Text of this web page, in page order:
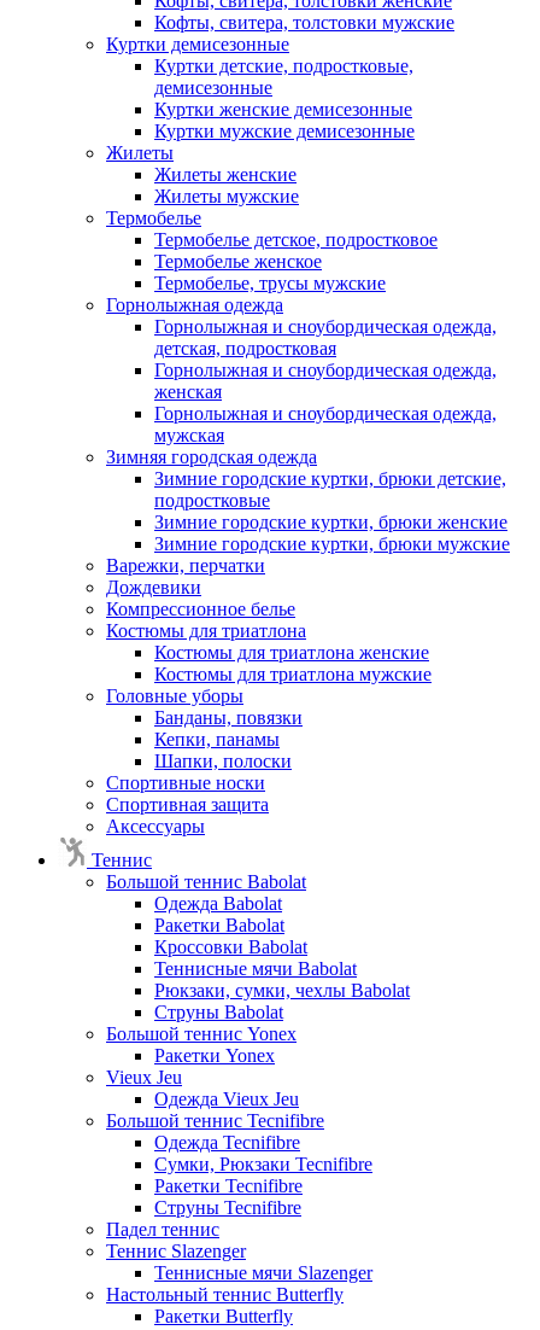
Кофты, свитера, толстовки мужские
Куртки демисезонные
Куртки детские, подростковые,
демисезонные
Куртки женские демисезонные
Куртки мужские демисезонные
Жилеты
Жилеты женские
Жилеты мужские
Термобелье
Термобелье детское, подростковое
Термобелье женское
Термобелье, трусы мужские
Горнолыжная одежда
Горнолыжная и сноубордическая одежда,
детская, подростковая
Горнолыжная и сноубордическая одежда,
женская
Горнолыжная и сноубордическая одежда,
мужская
Зимняя городская одежда
Зимние городские куртки, брюки детские,
подростковые
Зимние городские куртки, брюки женские
Зимние городские куртки, брюки мужские
Варежки, перчатки
Дождевики
Компрессионное белье
Костюмы для триатлона
Костюмы для триатлона женские
Костюмы для триатлона мужские
Головные уборы
Банданы, повязки
Кепки, панамы
Шапки, полоски
Спортивные носки
Спортивная защита
Аксессуары
Теннис
Большой теннис Babolat
Одежда Babolat
Ракетки Babolat
Кроссовки Babolat
Теннисные мячи Babolat
Рюкзаки, сумки, чехлы Babolat
Струны Babolat
Большой теннис Yonex
Ракетки Yonex
Vieux Jeu
Одежда Vieux Jeu
Большой теннис Tecnifibre
Одежда Tecnifibre
Сумки, Рюкзаки Tecnifibre
Ракетки Tecnifibre
Струны Tecnifibre
Падел теннис
Теннис Slazenger
Теннисные мячи Slazenger
Настольный теннис Butterfly
Ракетки Butterfly